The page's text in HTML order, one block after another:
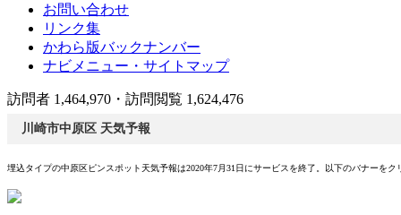
お問い合わせ
リンク集
かわら版バックナンバー
ナビメニュー・サイトマップ
訪問者 1,464,970・訪問閲覧 1,624,476
川崎市中原区 天気予報
埋込タイプの中原区ピンスポット天気予報は2020年7月31日にサービスを終了。以下のバナーをク